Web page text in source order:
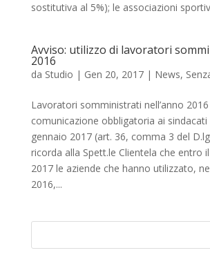
sostitutiva al 5%); le associazioni
Avviso: utilizzo di lavoratori
2016
da Studio | Gen 20, 2017| News,
Lavoratori somministrati nell’anno
comunicazione obbligatoria ai sindacati
gennaio 2017 (art. 36, comma 3 del
ricorda alla Spett.le Clientela che entro
2017 le aziende che hanno utilizzato,
2016,...